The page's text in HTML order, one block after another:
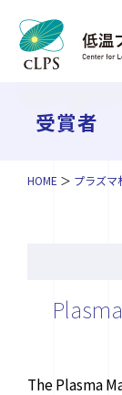
受賞者
HOME プラズマ
The Plasma